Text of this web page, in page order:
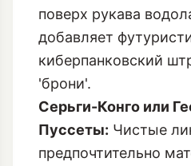
поверх рукава
добавляет
киберпанковский
'брони'.
Серьги-Конго или
Пуссеты: Чистые
предпочтительно